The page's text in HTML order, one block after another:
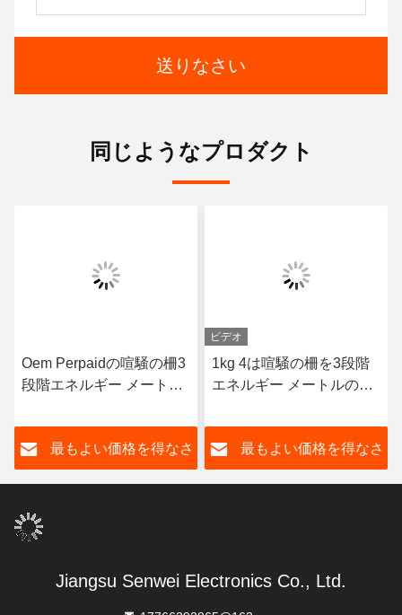
送りなさい
同じようなプロダクト
Oem Perpaidの喧騒の柵3
段階エネルギー メートル
メートル50Hz
最もよい価格を得なさ
ビデオ
1kg 4は喧騒の柵を3段階
エネルギー メートルの無
ワイヤーで縛る
最もよい価格を得なさ
Jiangsu Senwei Electronics Co., Ltd.